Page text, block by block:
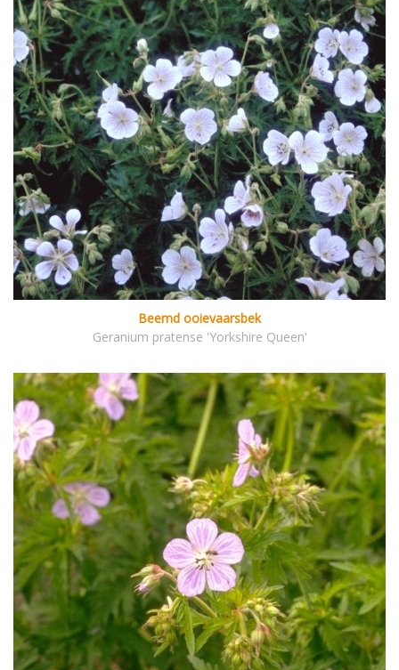
Beemd ooievaarsbek
Geranium pratense 'Yorkshire Queen'